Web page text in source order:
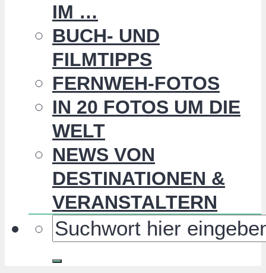
IM …
BUCH- UND
FILMTIPPS
FERNWEH-FOTOS
IN 20 FOTOS UM DIE
WELT
NEWS VON
DESTINATIONEN &
VERANSTALTERN